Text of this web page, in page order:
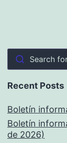
Search
Recent Posts
Boletín
Boletín
de 2026)